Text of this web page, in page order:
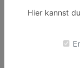
Hier kannst